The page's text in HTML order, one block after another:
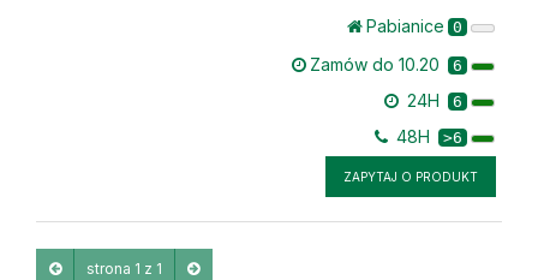
Pabianice 0
Zamów do 10.20 6
24H 6
48H >6
ZAPYTAJ O PRODUKT
strona 1 z 1